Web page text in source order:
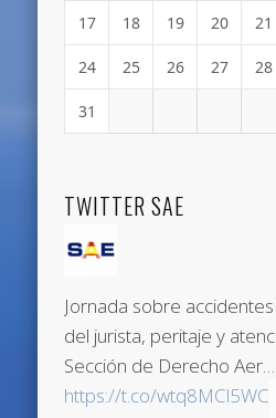
17 18 19 20 21
24 25 26 27 28
31
TWITTER SAE
Jornada sobre
del jurista, peritaje y
Sección de Derecho Aer…
https://t.co/wtq8MCl5WC